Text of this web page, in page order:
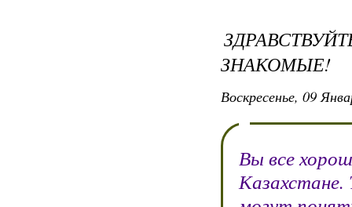
ЗНАКОМЫЕ!
Воскресенье, 09
Вы все